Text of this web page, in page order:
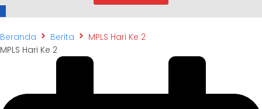
Beranda Berita
MPLS Hari Ke 2
MPLS Hari Ke 2